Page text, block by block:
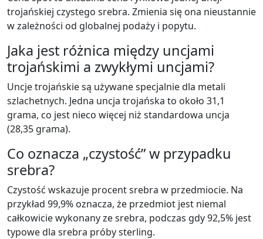
trojańskiej czystego srebra. Zmienia się ona nieustannie
w zależności od globalnej podaży i popytu.
Jaka jest różnica między uncjami
trojańskimi a zwykłymi uncjami?
Uncje trojańskie są używane specjalnie dla metali
szlachetnych. Jedna uncja trojańska to około 31,1
grama, co jest nieco więcej niż standardowa uncja
(28,35 grama).
Co oznacza „czystość” w przypadku
srebra?
Czystość wskazuje procent srebra w przedmiocie. Na
przykład 99,9% oznacza, że przedmiot jest niemal
całkowicie wykonany ze srebra, podczas gdy 92,5% jest
typowe dla srebra próby sterling.